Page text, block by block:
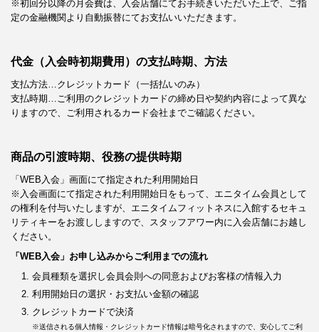
※初回分以降の月会費は、入会店舗にてお手続きいただいた上で、ご指
定の金融機関より自動振替にてお支払いいただきます。
代金（入会時初期費用）の支払時期、方法
支払方法…クレジットカード（一括払いのみ）
支払時期…ご利用のクレジットカードの締め日や契約内容によって異な
りますので、ご利用されるカード会社までご確認ください。
商品の引渡時期、役務の提供時期
「WEB入会」画面にて指定された利用開始日
※入会画面にて指定された利用開始日をもって、エニタイム会員として
の権利を付与いたしますが、エニタイムフィットネスに入館するセキュ
リティキーをお渡ししますので、スタッフアワー内に入会店舗にお越し
ください。
「WEB入会」お申し込みからご利用までの流れ
会員種類を選択し会員会則への同意およびお客様の情報入力
利用開始日の選択・お支払い金額の確認
クレジットカードで決済
※送信される個人情報・クレジットカード情報は暗号化されますので、安心してご利